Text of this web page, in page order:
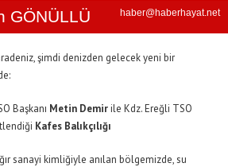
GÖNÜLLÜ haber@haberhayat.net
şimdi denizden gelecek yeni bir
Başkanı Metin Demirile Kdz. Ereğli TSO
Kafes Balıkçılığı
sanayi kimliğiyle anılan bölgemizde, su